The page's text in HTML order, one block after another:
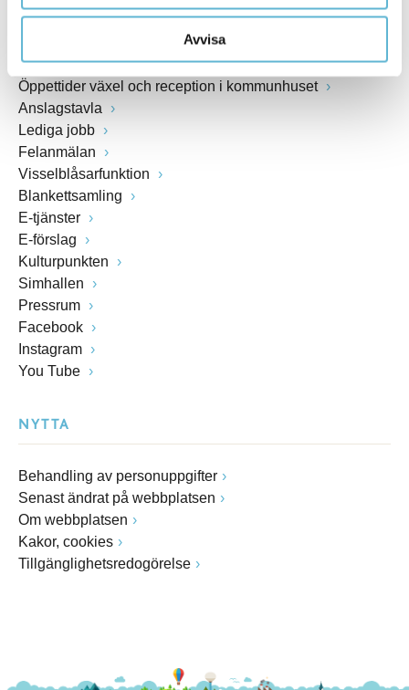
Avvisa
Öppettider växel och reception i kommunhuset
Anslagstavla
Lediga jobb
Felanmälan
Visselblåsarfunktion
Blankettsamling
E-tjänster
E-förslag
Kulturpunkten
Simhallen
Pressrum
Facebook
Instagram
You Tube
NYTTA
Behandling av personuppgifter
Senast ändrat på webbplatsen
Om webbplatsen
Kakor, cookies
Tillgänglighetsredogörelse